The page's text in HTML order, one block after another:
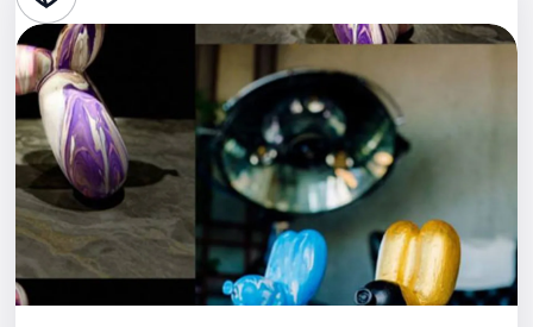
Стендап
Выставки
Квесты
Экскурсии
Спорт
События